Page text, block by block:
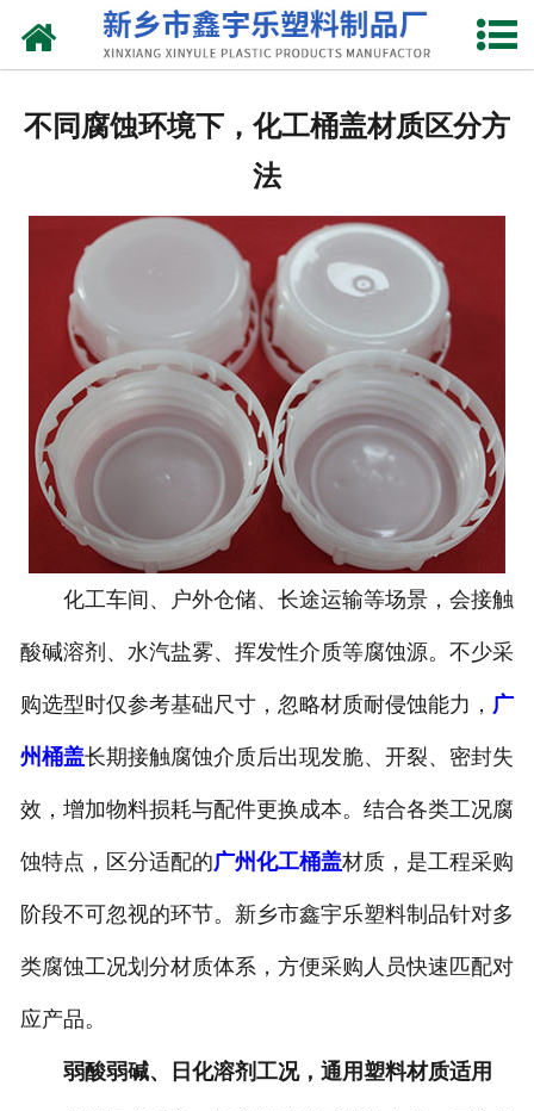
网站首页
新闻中心
资质荣誉
联系我们
不同腐蚀环境下，化工桶盖材质区分方
法
化工车间、户外仓储、长途运输等场景，会接触
酸碱溶剂、水汽盐雾、挥发性介质等腐蚀源。不少采
购选型时仅参考基础尺寸，忽略材质耐侵蚀能力， 广
州桶盖长期接触腐蚀介质后出现发脆、开裂、密封失
效，增加物料损耗与配件更换成本。结合各类工况腐
蚀特点，区分适配的广州化工桶盖材质，是工程采购
阶段不可忽视的环节。新乡市鑫宇乐塑料制品针对多
类腐蚀工况划分材质体系，方便采购人员快速匹配对
应产品。
弱酸弱碱、日化溶剂工况，通用塑料材质适用